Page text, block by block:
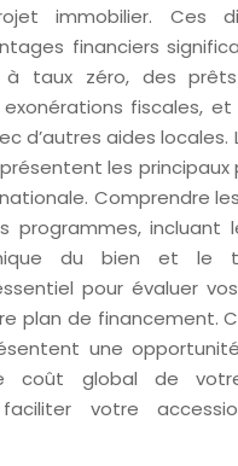
immobilier. Ces
financiers
taux zéro, des
fiscales, et
d’autres aides locales.
les principaux
Comprendre
programmes, incluant
du bien et le
pour évaluer
plan de financement.
une
coût global de
votre